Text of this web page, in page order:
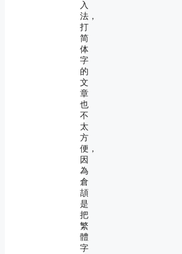
入
法，
打
简
体
字
的
文
章
也
不
太
方
便，
因
為
倉
頡
是
把
繁
體
字